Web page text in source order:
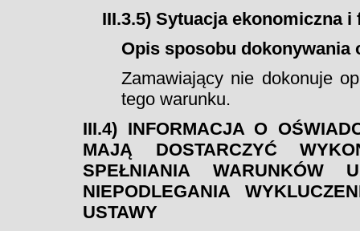
III.3.5) Sytuacja ekonomiczna i
Opis sposobu dokonywania
Zamawiający nie dokonuje
tego warunku.
III.4) INFORMACJA O
MAJĄ DOSTARCZYĆ
SPEŁNIANIA WARUNKÓW
NIEPODLEGANIA
USTAWY